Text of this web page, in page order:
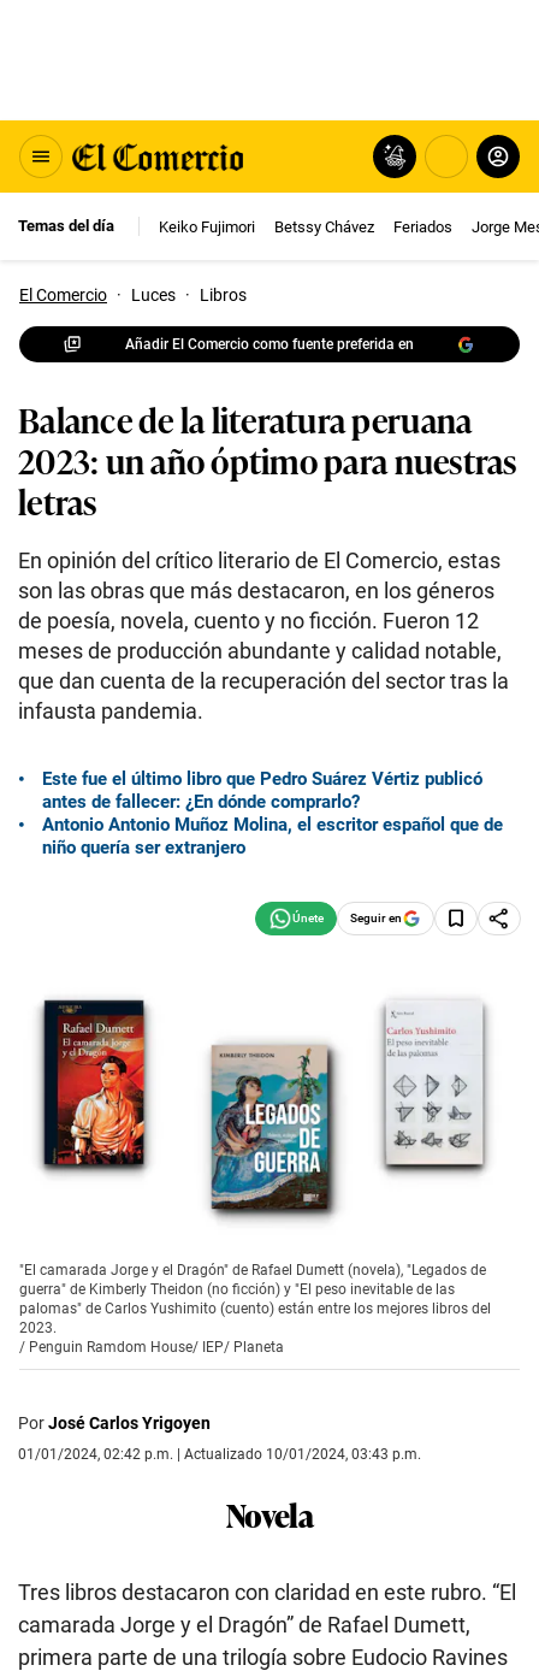
Temas del día Keiko Fujimori Betssy Chávez Feriados Jorge
El Comercio · Luces · Libros
Añadir El Comercio como fuente preferida en
Balance de la literatura peruana
2023: un año óptimo para nuestras
letras
En opinión del crítico literario de El Comercio, estas
son las obras que más destacaron, en los géneros
de poesía, novela, cuento y no ficción. Fueron 12
meses de producción abundante y calidad notable,
que dan cuenta de la recuperación del sector tras la
infausta pandemia.
Este fue el último libro que Pedro Suárez Vértiz publicó
antes de fallecer: ¿En dónde comprarlo?
Antonio Antonio Muñoz Molina, el escritor español que de
niño quería ser extranjero
Seguir en
"El camarada Jorge y el Dragón" de Rafael Dumett (novela), "Legados de
guerra" de Kimberly Theidon (no ficción) y "El peso inevitable de las
palomas" de Carlos Yushimito (cuento) están entre los mejores libros del
2023.
/ Penguin Ramdom House/ IEP/ Planeta
PorJosé Carlos Yrigoyen
01/01/2024, 02:42 p.m. | Actualizado 10/01/2024, 03:43 p.m.
Novela
Tres libros destacaron con claridad en este rubro. “El
camarada Jorge y el Dragón” de Rafael Dumett,
primera parte de una trilogía sobre Eudocio Ravines